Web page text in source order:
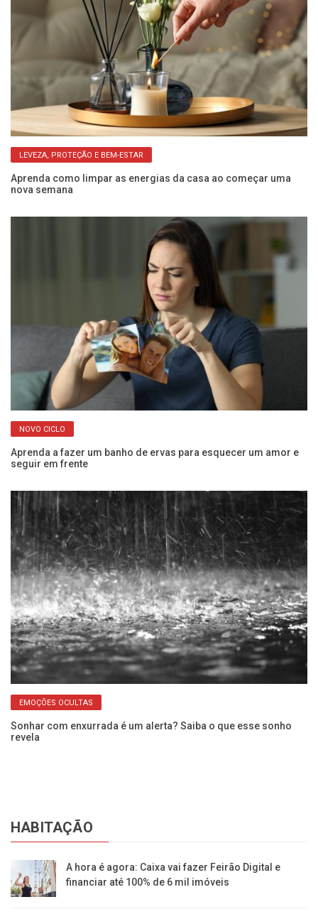
LEVEZA, PROTEÇÃO E BEM-ESTAR
Aprenda como limpar as energias da casa ao começar uma
nova semana
NOVO CICLO
Aprenda a fazer um banho de ervas para esquecer um amor e
seguir em frente
EMOÇÕES OCULTAS
Sonhar com enxurrada é um alerta? Saiba o que esse sonho
revela
HABITAÇÃO
A hora é agora: Caixa vai fazer Feirão Digital e
financiar até 100% de 6 mil imóveis